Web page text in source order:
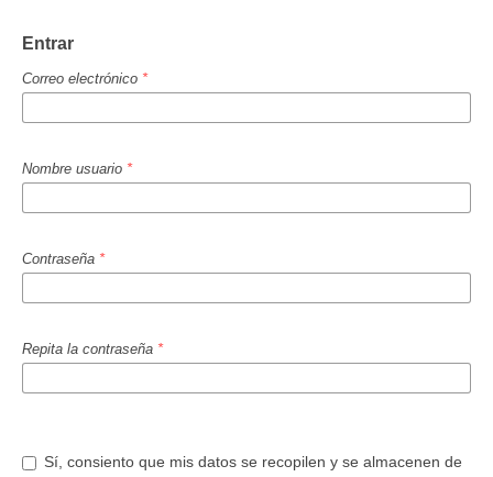
Entrar
Correo electrónico *
Nombre usuario *
Contraseña *
Repita la contraseña *